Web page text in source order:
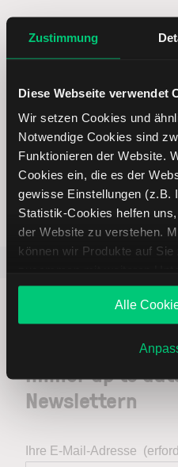
Zustimmung
Diese Webseite verwendet
Wir setzen Cookies und
Notwendige Cookies sind
Funktionieren der Website.
Cookies ein, die es der
gewisse Einstellungen (z.B.
Statistik-Cookies helfen
der Website zu verstehen.
können wir Produkte auf
Angebote unterbreiten. Sie
Sie zulassen oder
Sie jederzeit in denCookie-
Weitere Infos auch in
Alle
5
Online
Immer up to
Newslettern
Ihre E-Mail-Adresse